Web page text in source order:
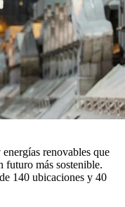
renovables que
futuro más sostenible.
140 ubicaciones y 40